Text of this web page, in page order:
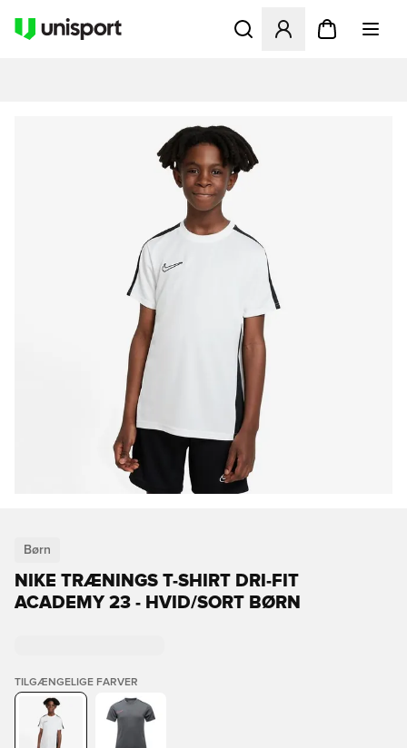
Åbner en Modal til at
Børn
NIKE TRÆNINGS T-SHIRT DRI-FIT
ACADEMY 23 - HVID/SORT BØRN
TILGÆNGELIGE FARVER